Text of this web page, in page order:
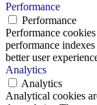
Performance
Performance
Performance
performance
better user
Analytics
Analytics
Analytical cookies